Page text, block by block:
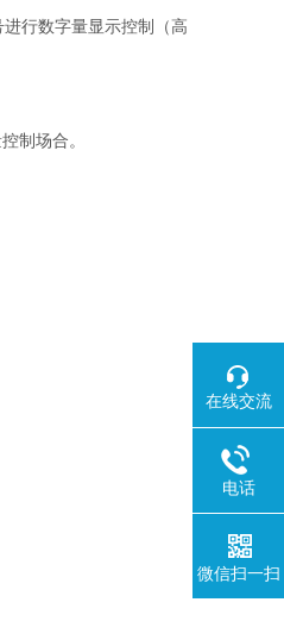
行数字量显示控制（高
制场合。
在线交流
电话
微信扫一扫